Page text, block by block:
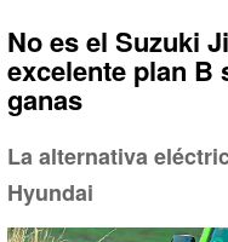
No es el Suzuki
excelente plan B
ganas
La alternativa
Hyundai